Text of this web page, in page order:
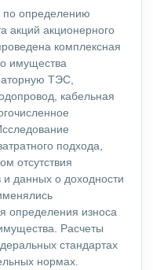
по определению
акций акционерного
комплексная
имущества
ТЭС,
кабельная
подхода,
отсутствия
данных о доходности
определения износа
Расчеты
стандартах
нормах.